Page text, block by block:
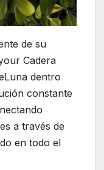
de su
Cadera
dentro
constante
a través de
en todo el